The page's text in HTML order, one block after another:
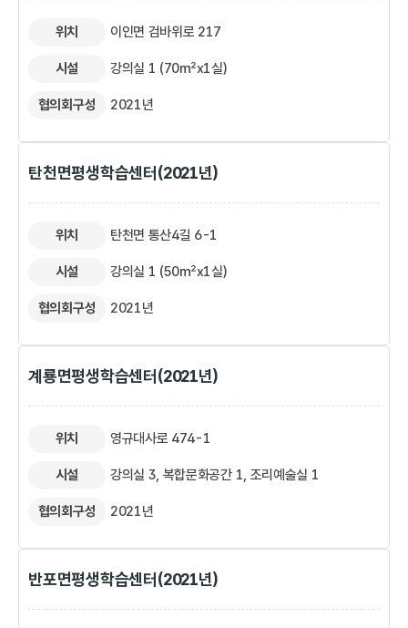
위치 이인면 검바위로 217
시설 강의실 1 (70㎡x1실)
협의회구성 2021년
탄천면평생학습센터(2021년)
위치 탄천면 통산4길 6-1
시설 강의실 1 (50㎡x1실)
협의회구성 2021년
계룡면평생학습센터(2021년)
위치 영규대사로 474-1
시설 강의실 3, 복합문화공간 1, 조리예술실 1
협의회구성 2021년
반포면평생학습센터(2021년)